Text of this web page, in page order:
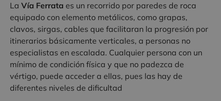
La Vía Ferrata es un recorrido por paredes de roca
equipado con elemento metálicos, como grapas,
clavos, sirgas, cables que facilitaran la progresión por
itinerarios básicamente verticales, a personas no
especialistas en escalada. Cualquier persona con un
mínimo de condición física y que no padezca de
vértigo, puede acceder a ellas, pues las hay de
diferentes niveles de dificultad